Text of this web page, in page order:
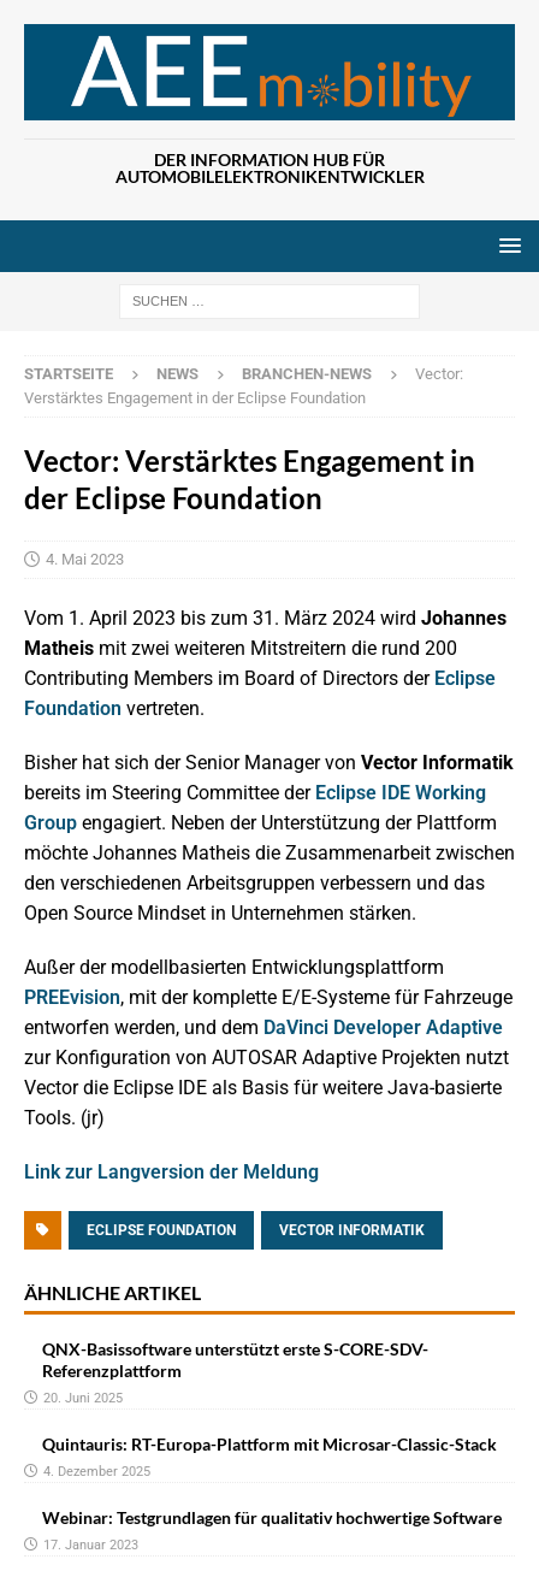
DER INFORMATION HUB FÜR
AUTOMOBILELEKTRONIKENTWICKLER
STARTSEITE NEWS BRANCHEN-NEWS
Vector:
Verstärktes Engagement in der Eclipse Foundation
Vector: Verstärktes Engagement in
der Eclipse Foundation
4. Mai 2023
Vom 1. April 2023 bis zum 31. März 2024 wird Johannes
Matheis mit zwei weiteren Mitstreitern die rund 200
Contributing Members im Board of Directors der Eclipse
Foundation vertreten.
Bisher hat sich der Senior Manager von Vector Informatik
bereits im Steering Committee der Eclipse IDE Working
Group engagiert. Neben der Unterstützung der Plattform
möchte Johannes Matheis die Zusammenarbeit zwischen
den verschiedenen Arbeitsgruppen verbessern und das
Open Source Mindset in Unternehmen stärken.
Außer der modellbasierten Entwicklungsplattform
PREEvision, mit der komplette E/E-Systeme für Fahrzeuge
entworfen werden, und dem DaVinci Developer Adaptive
zur Konfiguration von AUTOSAR Adaptive Projekten nutzt
Vector die Eclipse IDE als Basis für weitere Java-basierte
Tools. (jr)
Link zur Langversion der Meldung
ECLIPSE FOUNDATION VECTOR INFORMATIK
ÄHNLICHE ARTIKEL
QNX-Basissoftware unterstützt erste S-CORE-SDV-
Referenzplattform
20. Juni 2025
Quintauris: RT-Europa-Plattform mit Microsar-Classic-Stack
4. Dezember 2025
Webinar: Testgrundlagen für qualitativ hochwertige Software
17. Januar 2023